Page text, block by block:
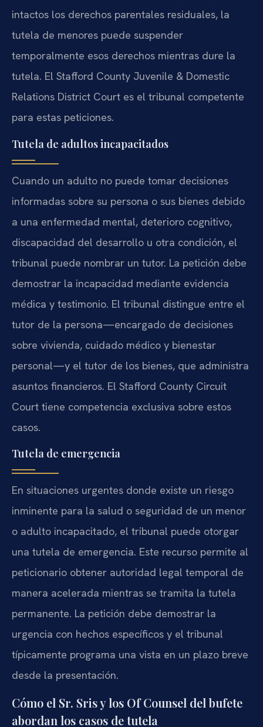
intactos los derechos parentales residuales, la
tutela de menores puede suspender
temporalmente esos derechos mientras dure la
tutela. El Stafford County Juvenile & Domestic
Relations District Court es el tribunal competente
para estas peticiones.
Tutela de adultos incapacitados
Cuando un adulto no puede tomar decisiones
informadas sobre su persona o sus bienes debido
a una enfermedad mental, deterioro cognitivo,
discapacidad del desarrollo u otra condición, el
tribunal puede nombrar un tutor. La petición debe
demostrar la incapacidad mediante evidencia
médica y testimonio. El tribunal distingue entre el
tutor de la persona—encargado de decisiones
sobre vivienda, cuidado médico y bienestar
personal—y el tutor de los bienes, que administra
asuntos financieros. El Stafford County Circuit
Court tiene competencia exclusiva sobre estos
casos.
Tutela de emergencia
En situaciones urgentes donde existe un riesgo
inminente para la salud o seguridad de un menor
o adulto incapacitado, el tribunal puede otorgar
una tutela de emergencia. Este recurso permite al
peticionario obtener autoridad legal temporal de
manera acelerada mientras se tramita la tutela
permanente. La petición debe demostrar la
urgencia con hechos específicos y el tribunal
típicamente programa una vista en un plazo breve
desde la presentación.
Cómo el Sr. Sris y los Of Counsel del bufete
abordan los casos de tutela